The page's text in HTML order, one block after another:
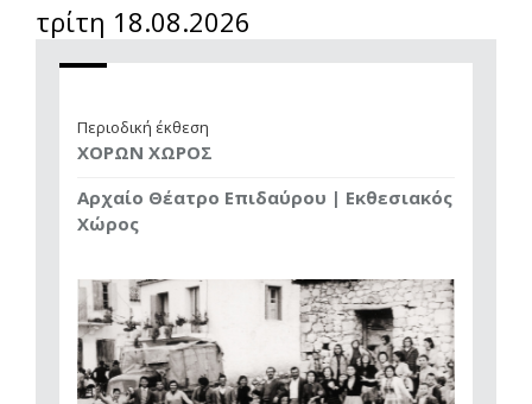
τρίτη 18.08.2026
Περιοδική έκθεση
ΧΟΡΩΝ ΧΩΡΟΣ
Αρχαίο Θέατρο Επιδαύρου | Εκθεσιακός
Χώρος